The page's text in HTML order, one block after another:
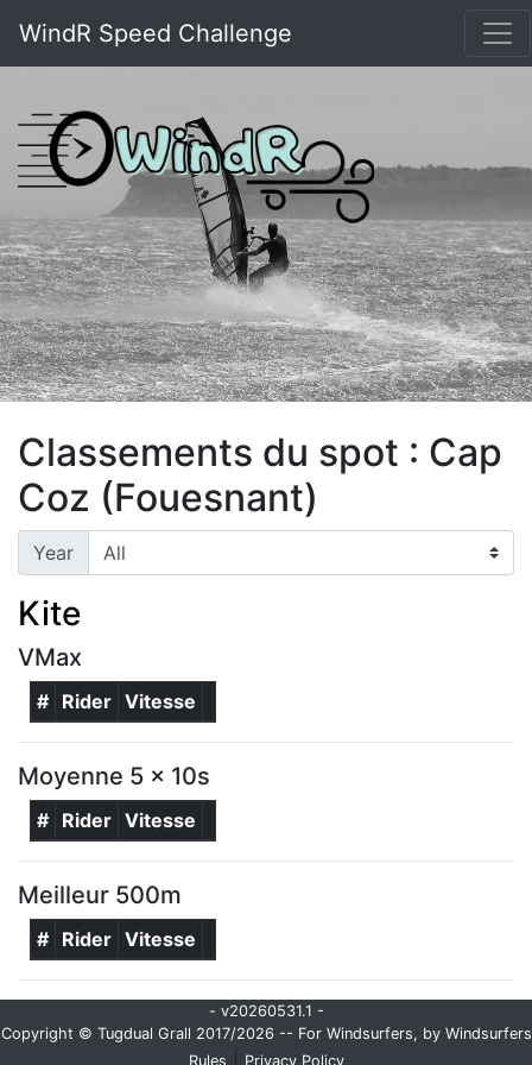
WindR Speed Challenge
Classements du spot : Cap
Coz (Fouesnant)
Year
Kite
VMax
# Rider Vitesse
Moyenne 5 x 10s
# Rider Vitesse
Meilleur 500m
# Rider Vitesse
- v20260531.1 -
Copyright © Tugdual Grall 2017/2026 -- For Windsurfers, by Windsurfers
Rules
Privacy Policy